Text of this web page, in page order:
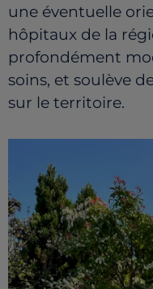
une éventuelle
hôpitaux de la
profondément
soins, et soulève
sur le territoire.